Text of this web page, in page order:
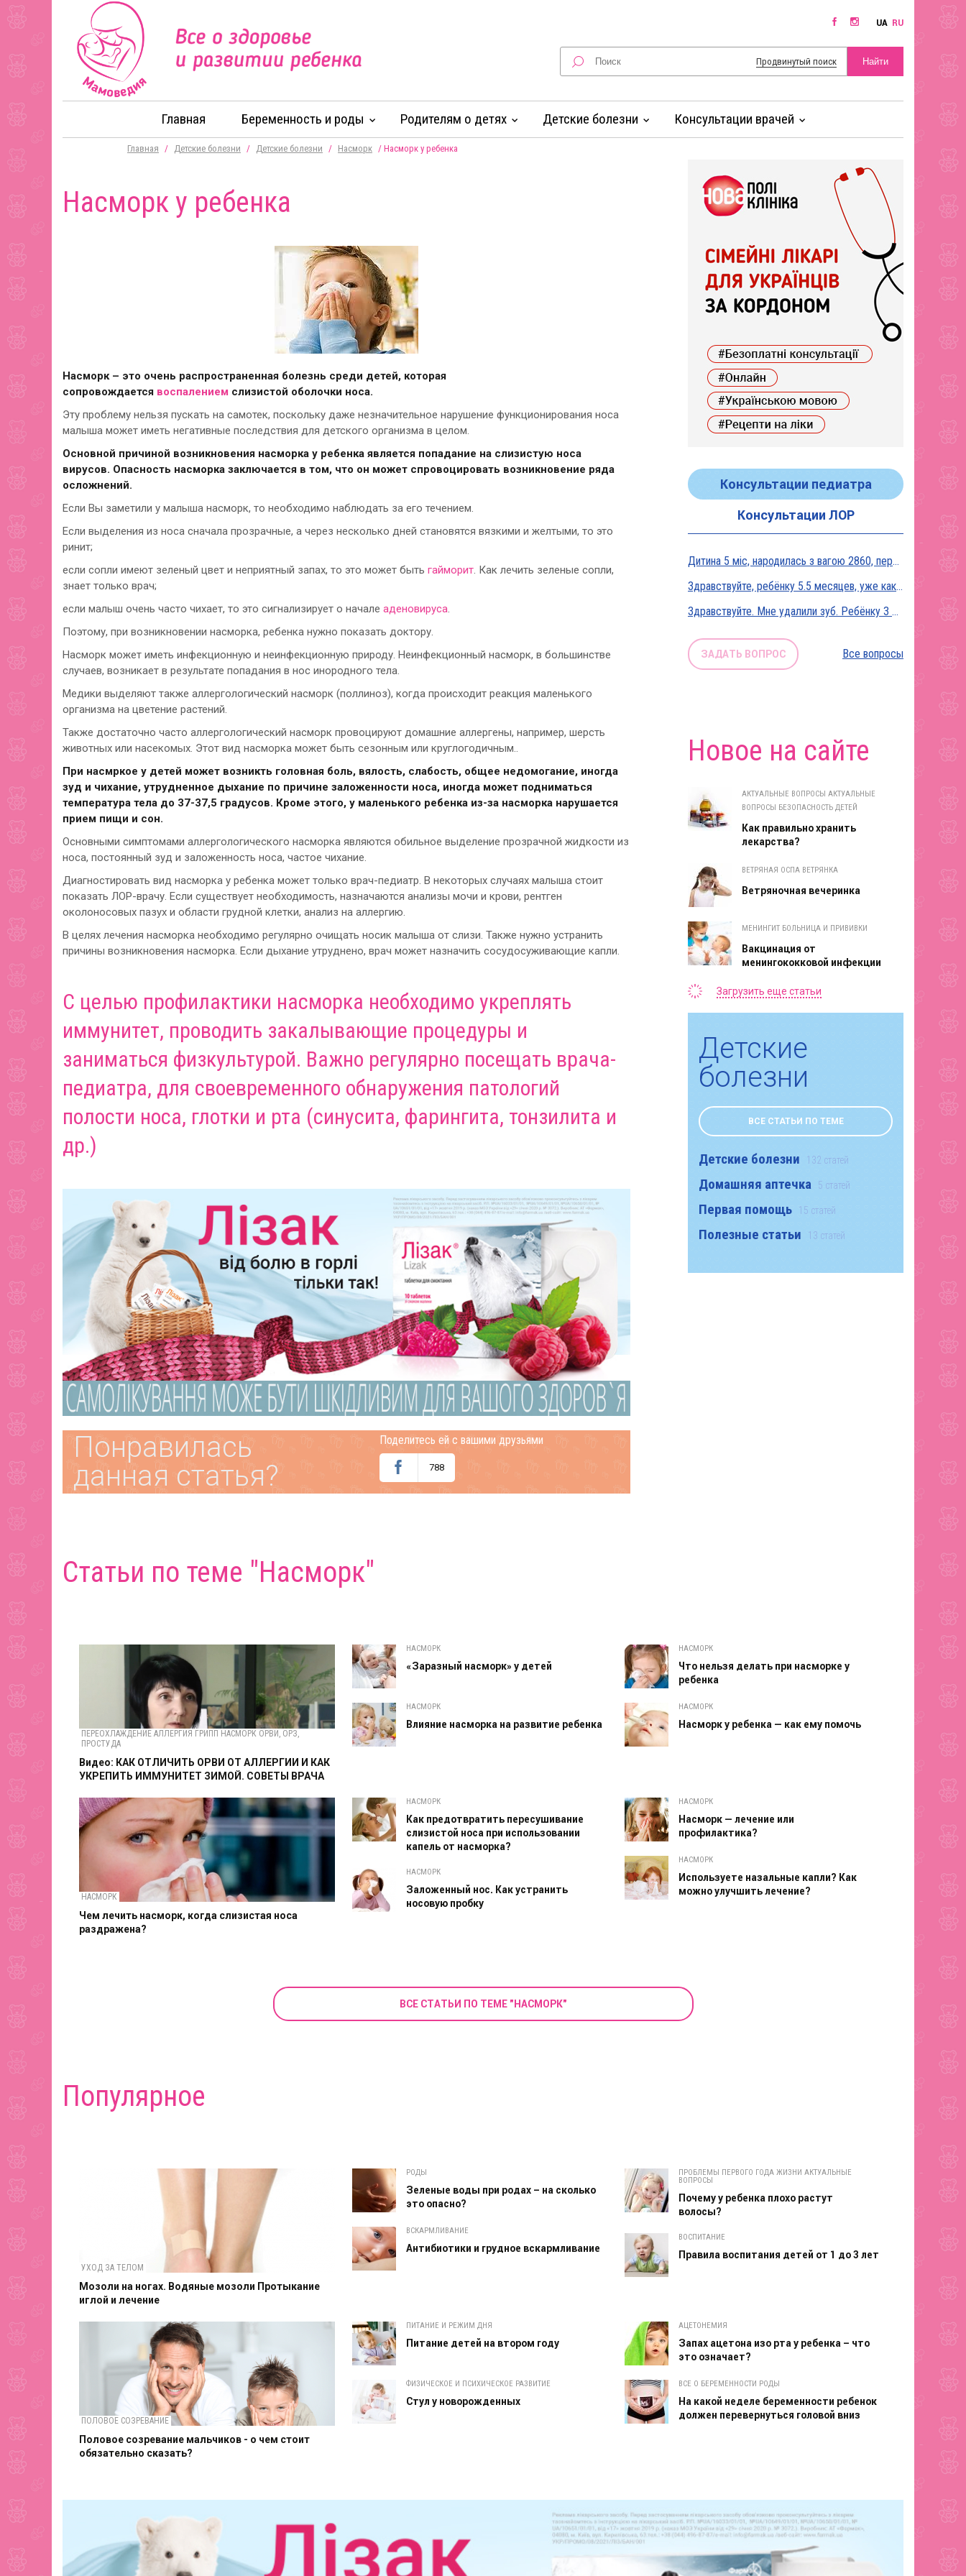
UA RU
Продвинутый поиск
Главная Беременность и роды Родителям о детях Детские болезни Консультации врачей
Главная / Детские болезни / Детские болезни / Насморк / Насморк у ребенка
Насморк у ребенка
Насморк – это очень распространенная болезнь среди детей, которая
сопровождается воспалением слизистой оболочки носа.
Эту проблему нельзя пускать на самотек, поскольку даже незначительное нарушение функционирования носа
малыша может иметь негативные последствия для детского организма в целом.
Основной причиной возникновения насморка у ребенка является попадание на слизистую носа
вирусов. Опасность насморка заключается в том, что он может спровоцировать возникновение ряда
осложнений.
Если Вы заметили у малыша насморк, то необходимо наблюдать за его течением.
Если выделения из носа сначала прозрачные, а через несколько дней становятся вязкими и желтыми, то это
ринит;
если сопли имеют зеленый цвет и неприятный запах, то это может быть гайморит. Как лечить зеленые сопли,
знает только врач;
если малыш очень часто чихает, то это сигнализирует о начале аденовируса.
Поэтому, при возникновении насморка, ребенка нужно показать доктору.
Насморк может иметь инфекционную и неинфекционную природу. Неинфекционный насморк, в большинстве
случаев, возникает в результате попадания в нос инородного тела.
Медики выделяют также аллергологический насморк (поллиноз), когда происходит реакция маленького
организма на цветение растений.
Также достаточно часто аллергологический насморк провоцируют домашние аллергены, например, шерсть
животных или насекомых. Этот вид насморка может быть сезонным или круглогодичным..
При насмркое у детей может возникть головная боль, вялость, слабость, общее недомогание, иногда
зуд и чихание, утрудненное дыхание по причине заложенности носа, иногда может подниматься
температура тела до 37-37,5 градусов. Кроме этого, у маленького ребенка из-за насморка нарушается
прием пищи и сон.
Основными симптомами аллергологического насморка являются обильное выделение прозрачной жидкости из
носа, постоянный зуд и заложенность носа, частое чихание.
Диагностировать вид насморка у ребенка может только врач-педиатр. В некоторых случаях малыша стоит
показать ЛОР-врачу. Если существует необходимость, назначаются анализы мочи и крови, рентген
околоносовых пазух и области грудной клетки, анализ на аллергию.
В целях лечения насморка необходимо регулярно очищать носик малыша от слизи. Также нужно устранить
причины возникновения насморка. Если дыхание утруднено, врач может назначить сосудосуживающие капли.
С целью профилактики насморка необходимо укреплять
иммунитет, проводить закалывающие процедуры и
заниматься физкультурой. Важно регулярно посещать врача-
педиатра, для своевременного обнаружения патологий
полости носа, глотки и рта (синусита, фарингита, тонзилита и
др.)
Понравилась
данная статья?
Поделитесь ей с вашими друзьями
788
Консультации педиатра
Консультации ЛОР
Дитина 5 міс, народилась з вагою 2860, перебувала в реанімації у дуже тяжкому стані, діагноз Гіпоксична енцефалопатія 2 ст. На даний момент вага 5800, відмовляється від їжі, плаче близько 5 днів, періоди активності присутні, стул зі слизом зелений оформлений, на штучному вигодовуванні Нан безлактозний,за раз або з перервами з'їдає 90-120 мл. Прошу допомоги в даній ситуації?
Здравствуйте, ребёнку 5.5 месяцев, уже как неделю подкармливаю смесью, пробовали 3 вида нан, милупа и остановились на малютке премиум, только вчера появились красные пятна вокруг рта после кормления смесью, и мы опять попробовали милупа и нан, реакция осталась, что делать?
Здравствуйте. Мне удалили зуб. Ребёнку 3 месяца, на ГВ. Какие антибиотики можно принимать? Спасибо
ЗАДАТЬ ВОПРОС Все вопросы
Новое на сайте
АКТУАЛЬНЫЕ ВОПРОСЫ АКТУАЛЬНЫЕ
ВОПРОСЫ БЕЗОПАСНОСТЬ ДЕТЕЙ
Как правильно хранить
лекарства?
ВЕТРЯНАЯ ОСПА ВЕТРЯНКА
Ветряночная вечеринка
МЕНИНГИТ БОЛЬНИЦА И ПРИВИВКИ
Вакцинация от
менингококковой инфекции
Загрузить еще статьи
Детские
болезни
ВСЕ СТАТЬИ ПО ТЕМЕ
Детские болезни 132 статей
Домашняя аптечка 5 статей
Первая помощь 15 статей
Полезные статьи 13 статей
Статьи по теме "Насморк"
ПЕРЕОХЛАЖДЕНИЕ АЛЛЕРГИЯ ГРИПП НАСМОРК ОРВИ, ОРЗ,
ПРОСТУДА
Видео: КАК ОТЛИЧИТЬ ОРВИ ОТ АЛЛЕРГИИ И КАК
УКРЕПИТЬ ИММУНИТЕТ ЗИМОЙ. СОВЕТЫ ВРАЧА
НАСМОРК
«Заразный насморк» у детей
НАСМОРК
Влияние насморка на развитие ребенка
НАСМОРК
Что нельзя делать при насморке у
ребенка
НАСМОРК
Насморк у ребенка — как ему помочь
НАСМОРК
Чем лечить насморк, когда слизистая носа
раздражена?
НАСМОРК
Как предотвратить пересушивание
слизистой носа при использовании
капель от насморка?
НАСМОРК
Заложенный нос. Как устранить
носовую пробку
НАСМОРК
Насморк — лечение или
профилактика?
НАСМОРК
Используете назальные капли? Как
можно улучшить лечение?
ВСЕ СТАТЬИ ПО ТЕМЕ "НАСМОРК"
Популярное
УХОД ЗА ТЕЛОМ
Мозоли на ногах. Водяные мозоли Протыкание
иглой и лечение
РОДЫ
Зеленые воды при родах – на сколько
это опасно?
ВСКАРМЛИВАНИЕ
Антибиотики и грудное вскармливание
ПРОБЛЕМЫ ПЕРВОГО ГОДА ЖИЗНИ АКТУАЛЬНЫЕ
ВОПРОСЫ
Почему у ребенка плохо растут
волосы?
ВОСПИТАНИЕ
Правила воспитания детей от 1 до 3 лет
ПОЛОВОЕ СОЗРЕВАНИЕ
Половое созревание мальчиков - о чем стоит
обязательно сказать?
ПИТАНИЕ И РЕЖИМ ДНЯ
Питание детей на втором году
ФИЗИЧЕСКОЕ И ПСИХИЧЕСКОЕ РАЗВИТИЕ
Cтул у новорожденных
АЦЕТОНЕМИЯ
Запах ацетона изо рта у ребенка – что
это означает?
ВСЕ О БЕРЕМЕННОСТИ РОДЫ
На какой неделе беременности ребенок
должен перевернуться головой вниз